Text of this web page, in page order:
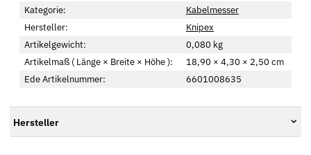
Kategorie:
Kabelmesser
Hersteller:
Knipex
Artikelgewicht:
0,080 kg
Artikelmaß ( Länge × Breite × Höhe ):
18,90 × 4,30 × 2,50 cm
Ede Artikelnummer:
6601008635
Hersteller